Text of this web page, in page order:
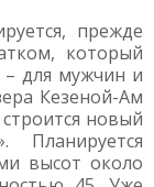
прежде
который
– для мужчин и
Кезеной-Ам
новый
Планируется
высот около